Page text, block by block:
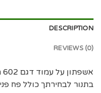
DESCRIPTION
REVIEWS (0)
בתנור לבחירתך כולל פח